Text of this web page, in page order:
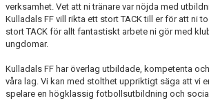
KFF INSTAGRAM
MEDLEM INTRESSEANMÄLAN
verksamhet. Vet att ni tränare var nöjda med
Kulladals FF vill rikta ett stort TACK till er för att ni
stort TACK för allt fantastiskt arbete ni gör med
ungdomar.
Kulladals FF har överlag utbildade, kompetenta
våra lag. Vi kan med stolthet uppriktigt säga att vi
spelare en högklassig fotbollsutbildning och